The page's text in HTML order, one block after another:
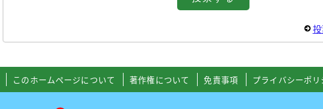
このホームページについて 著作権について 免責事項 プライバシーポリ